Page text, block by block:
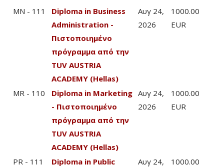
MN - 111
Diploma in Business
Administration -
Πιστοποιημένο
πρόγραμμα από την
TUV AUSTRIA
ACADEMY (Hellas)
Αυγ 24,
2026
1000.00
EUR
MR - 110
Diploma in Marketing
- Πιστοποιημένο
πρόγραμμα από την
TUV AUSTRIA
ACADEMY (Hellas)
Αυγ 24,
2026
1000.00
EUR
PR - 111
Diploma in Public
Αυγ 24,
1000.00